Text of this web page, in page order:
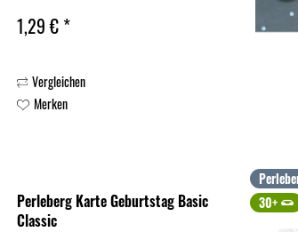
1,29 € *
Vergleichen
Merken
Perleberg Karte Geburtstag Basic
Classic
30+